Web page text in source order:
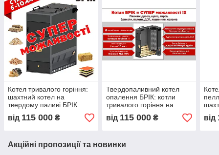
Котел тривалого горіння:
шахтний котел на
твердому паливі БРІК.
піролізні БРІК
від 115 000 ₴
Твердопаливний котел
опалення БРІК: котли
тривалого горіння на
соломі, біопаливі
від 115 000₴ від
Акційні пропозиції та новинки